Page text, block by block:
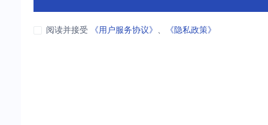
阅读并接受 《用户服务协议》 、 《隐私政策》